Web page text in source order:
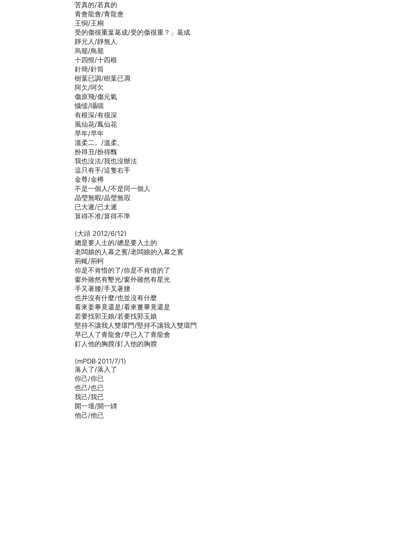
苦真的/若真的
青會龍會/青龍會
王恫/王桐
受的傷很重葉葛成/受的傷很重？」葛成
靜元人/靜無人
烏籠/鳥籠
十四恨/十四根
針簡/針筒
樹葉已調/樹葉已凋
阿欠/呵欠
傷原飛/傷元氣
懾懦/囁嚅
有根深/有很深
風仙花/鳳仙花
旱年/早年
溫柔二。/溫柔。
扮得丑/扮得醜
我也沒法/我也沒辦法
這只有手/這隻右手
金尊/金樽
不是一個人/不是同一個人
晶瑩無暇/晶瑩無瑕
已大遲/已太遲
算得不准/算得不準
(大頭 2012/6/12)
總是要人土的/總是要入土的
老闆娘的人幕之賓/老闆娘的入幕之賓
荊輒/荊軻
你是不肯惜的了/你是不肯借的了
窗外雖然有墾光/窗外雖然有星光
手又著腰/手叉著腰
也井沒有什麼/也並沒有什麼
看來姜畢竟還是/看來薑畢竟還是
若要找郭王娘/若要找郭玉娘
堅持不讓我人雙環門/堅持不讓我入雙環門
早已人了青龍會/早已入了青龍會
釘人他的胸膛/釘入他的胸膛
(mPDB 2011/7/1)
落人了/落入了
你己/你已
也己/也已
我己/我已
開一壇/開一罈
他己/他已